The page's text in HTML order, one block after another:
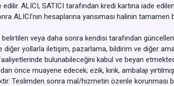
ALICI, SATICI tarafından kredi kartına iade
ALICI’nın hesaplarına yansıması halinin
veya daha sonra kendisi tarafından
yollarla iletişim, pazarlama, bildirim ve diğer
bulunabileceğini kabul ve beyan
muayene edecek; ezik, kırık, ambalajı
Teslimden sonra mal/hizmetin özenle korunması